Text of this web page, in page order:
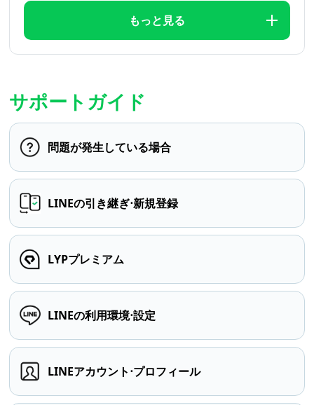
もっと見る
サポートガイド
問題が発生している場合
LINEの引き継ぎ⋅新規登録
LYPプレミアム
LINEの利用環境⋅設定
LINEアカウント⋅プロフィール